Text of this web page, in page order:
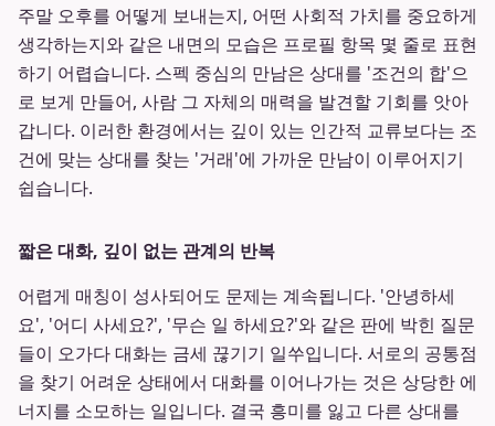
주말 오후를 어떻게 보내는지, 어떤 사회적 가치를 중요하게
생각하는지와 같은 내면의 모습은 프로필 항목 몇 줄로 표현
하기 어렵습니다. 스펙 중심의 만남은 상대를 '조건의 합'으
로 보게 만들어, 사람 그 자체의 매력을 발견할 기회를 앗아
갑니다. 이러한 환경에서는 깊이 있는 인간적 교류보다는 조
건에 맞는 상대를 찾는 '거래'에 가까운 만남이 이루어지기
쉽습니다.
짧은 대화, 깊이 없는 관계의 반복
어렵게 매칭이 성사되어도 문제는 계속됩니다. '안녕하세
요', '어디 사세요?', '무슨 일 하세요?'와 같은 판에 박힌 질문
들이 오가다 대화는 금세 끊기기 일쑤입니다. 서로의 공통점
을 찾기 어려운 상태에서 대화를 이어나가는 것은 상당한 에
너지를 소모하는 일입니다. 결국 흥미를 잃고 다른 상대를